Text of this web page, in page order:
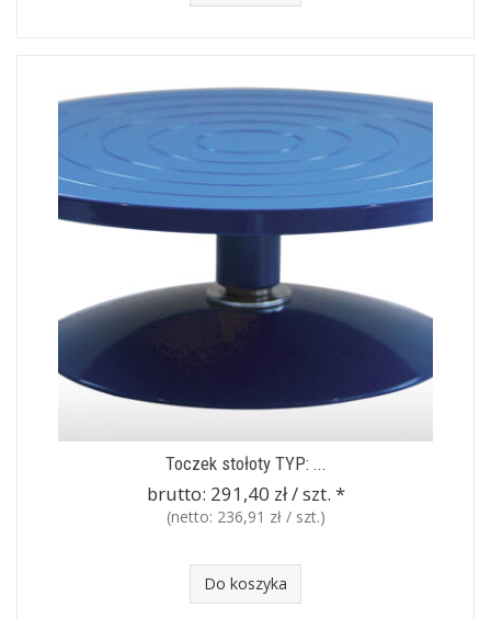
Toczek stołoty TYP: ...
brutto: 291,40 zł / szt. *
(netto: 236,91 zł / szt.)
Do koszyka